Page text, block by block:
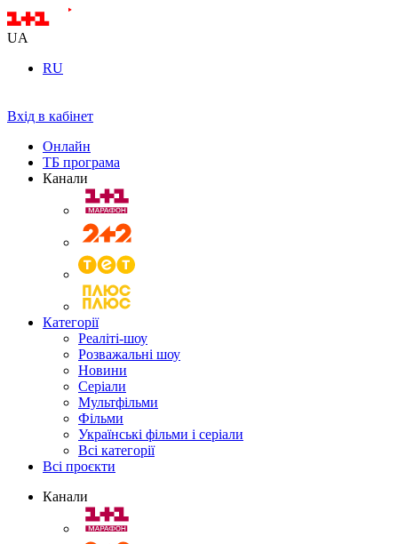
UA
RU
Вхід в кабінет
Онлайн
ТБ програма
Канали
Категорії
Реаліті-шоу
Розважальні шоу
Новини
Серіали
Мультфільми
Фільми
Українські фільми і серіали
Всі категорії
Всі проєкти
Канали